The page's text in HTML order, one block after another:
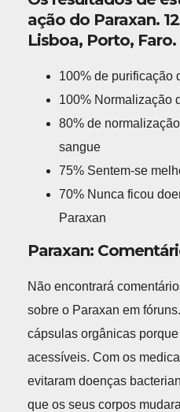
ação do Paraxan.
Lisboa, Porto, Faro.
100% de purificação
100% Normalização
80% de
sangue
75% Sentem-se
70% Nunca ficou
Paraxan
Paraxan:
Não encontrará
sobre o Paraxan em
cápsulas orgânicas
acessíveis. Com os
evitaram doenças
que os seus corpos